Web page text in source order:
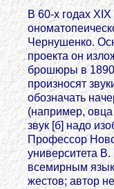
В 60-х годах
Чернушенко.
проекта он
брошюры в 1890
произносят
обозначать
(например, овца
звук [б] надо
Профессор
университета В.
всемирным
жестов; автор